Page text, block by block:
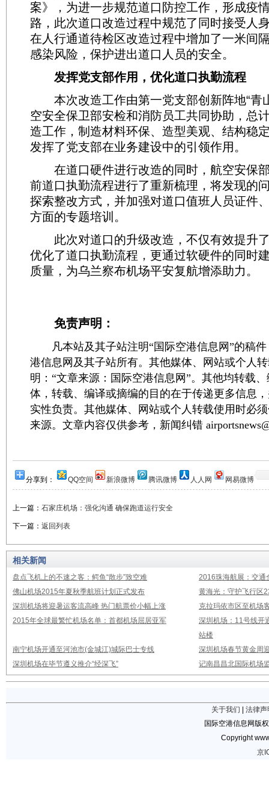
案》，为进一步规范道口防控工作，形成疫
路，此次道口改造过程中规范了同时接受人
在人行通道待检区改造过程中增加了一米间
感染风险，保护进出道口人员的安全。
发挥党支部作用，优化道口执勤流程
本次改造工作由第一党支部创新阵地“青
空安全保卫部安检和消防员工共同协助，总
造工作，制造材料环保、造型美观、结构稳
发挥了党支部在业务建设中的引领作用。
在道口硬件进行改造的同时，航空安保
前道口执勤流程进行了重新梳理，将发现的
探索整改方式，并加强对道口值班人员证件
方面的专题培训。
此次对道口的升级改造，不仅有效提升
优化了道口执勤流程，更通过软硬件的同时
质量，为乌兰察布机场平安复航增添助力。
免责声明：
凡本站及其子站注明“国际空港信息网”的稿件
港信息网及其子站所有。其他媒体、网站或个人
明：“文章来源：国际空港信息网”。其他均转载
体，转载、编译或摘编的目的在于传递更多信息
实性负责。其他媒体、网站或个人转载使用时必
来源。文章内容仅供参考，新闻纠错
分享到： QQ空间 新浪微博 腾讯微博 人人网 网易微博
上一篇： 石家庄机场：强化沟通 确保跑道运行安全
下一篇： 返回列表
相关新闻
盘点飞机上的不速之客：鳄鱼“散步”致空难
2016珠海航展：交通
佛山机场2015年夏秋季航班计划正式发布
黄海光：守护飞行区
深圳机场将迎暑运客流高峰 热门航票价小幅上涨
克拉玛依市区至机场
2015年全球最繁忙机场名单：首都机场屈居亚军
深圳机场：11号线开
站楼
南宁机场开通至河池市(金城江)城际巴士专线
深圳机场春节黄金周
深圳机场在毕节遵义推介“经深飞”
记南昌昌北国际机场
关于我们
法律声
国际空港信息网版
Copyright
京